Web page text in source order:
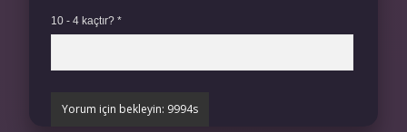
10 - 4 kaçtır? *